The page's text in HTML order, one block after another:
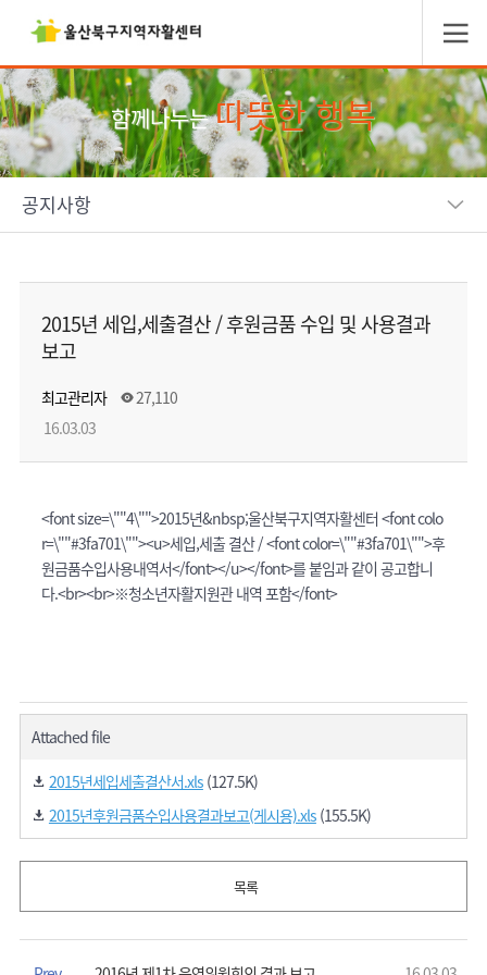
함께나누는따뜻한 행복
공지사항
2015년 세입,세출결산 / 후원금품 수입 및 사용결과
보고
최고관리자
27,110
16.03.03
<font size=\""4\"">2015년&nbsp;울산북구지역자활센터 <font colo
r=\""#3fa701\""><u>세입,세출 결산 / <font color=\""#3fa701\"">후
원금품수입사용내역서</font></u></font>를 붙임과 같이 공고합니
다.<br><br>※청소년자활지원관 내역 포함</font>
Attached file
2015년세입세출결산서.xls(127.5K)
2015년후원금품수입사용결과보고(게시용).xls(155.5K)
목록